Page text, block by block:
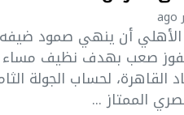
أن ينهي صمود ضيفه
صعب بهدف نظيف مساء
القاهرة، لحساب الجولة
الممتاز ...